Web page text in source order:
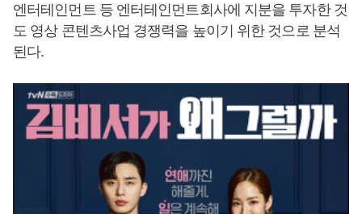
엔터테인먼트 등 엔터테인먼트회사에 지분을 투자한 것
도 영상 콘텐츠사업 경쟁력을 높이기 위한 것으로 분석
된다.